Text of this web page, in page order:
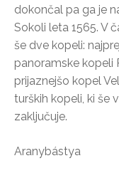
dokončal pa ga je
Sokoli leta 1565. V
še dve kopeli:
panoramske kopeli
prijaznejšo kopel
turških kopeli, ki še
zaključuje.
Aranybástya